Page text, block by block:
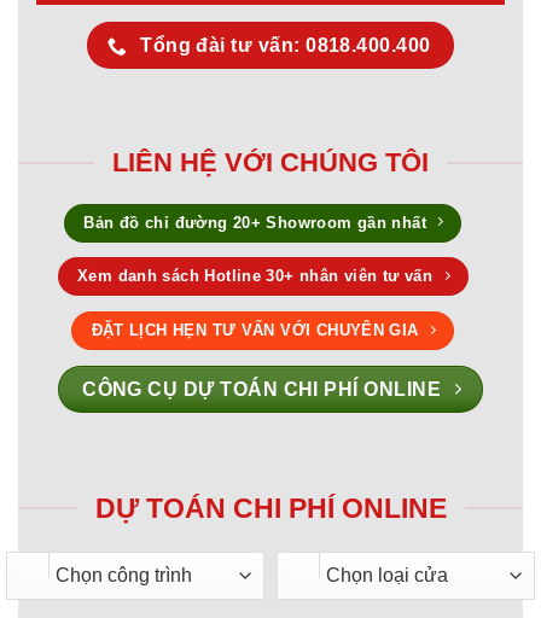
Tổng đài tư vấn: 0818.400.400
LIÊN HỆ VỚI CHÚNG TÔI
Bản đồ chỉ đường 20+ Showroom gần nhất
Xem danh sách Hotline 30+ nhân viên tư vấn
ĐẶT LỊCH HẸN TƯ VẤN VỚI CHUYÊN GIA
CÔNG CỤ DỰ TOÁN CHI PHÍ ONLINE
DỰ TOÁN CHI PHÍ ONLINE